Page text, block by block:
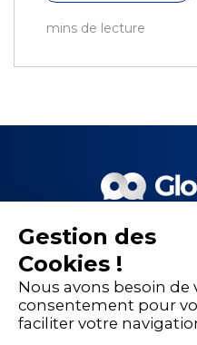
mins de lecture
Le meilleur
nos 1 500
performance
Gestion des
Cookies !
Nous avons besoin de
consentement pour
faciliter votre